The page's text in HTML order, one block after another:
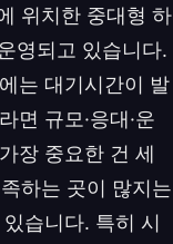
위치한 중대형 하
영되고 있습니다.
는 대기시간이 발
면 규모·응대·운
장 중요한 건 세
하는 곳이 많지는
습니다. 특히 시